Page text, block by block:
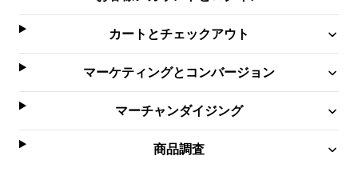
カートとチェックアウト
マーケティングとコンバージョン
マーチャンダイジング
商品調査